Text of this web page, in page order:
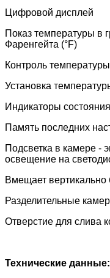
Цифровой дисплей
Показ температуры в
Фаренгейта (°F)
Контроль
Установка
Индикаторы
Память последних
Подсветка в камере -
освещение на
Вмещает вертикально
Разделительные
Отверстие для слива
Технические данные: